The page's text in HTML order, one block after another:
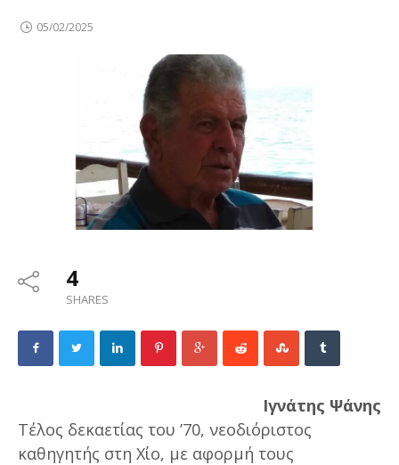
05/02/2025
4
SHARES
Ιγνάτης Ψάνης
Τέλος δεκαετίας του ’70, νεοδιόριστος
καθηγητής στη Χίο, με αφορμή τους